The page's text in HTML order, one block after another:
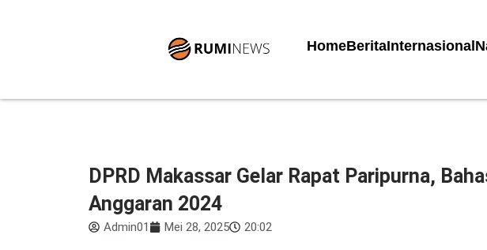
HomeBeritaInternasional
DPRD Makassar Gelar Rapat Paripurna,
Anggaran 2024
Admin01 Mei 28, 2025 20:02